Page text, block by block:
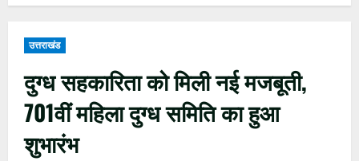
उत्तराखंड
दुग्ध सहकारिता को मिली नई मजबूती,
701वीं महिला दुग्ध समिति का हुआ
शुभारंभ